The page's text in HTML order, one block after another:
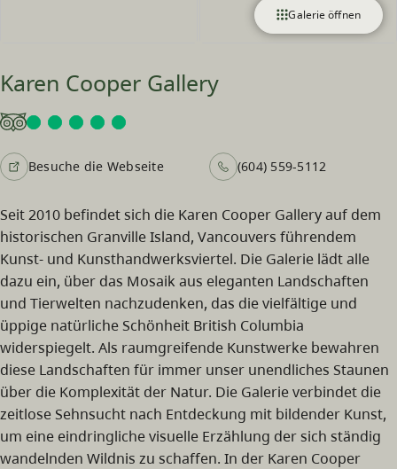
Galerie öffnen
Karen Cooper Gallery
Besuche die Webseite (604) 559-5112
Seit 2010 befindet sich die Karen Cooper Gallery auf dem
historischen Granville Island, Vancouvers führendem
Kunst- und Kunsthandwerksviertel. Die Galerie lädt alle
dazu ein, über das Mosaik aus eleganten Landschaften
und Tierwelten nachzudenken, das die vielfältige und
üppige natürliche Schönheit British Columbia
widerspiegelt. Als raumgreifende Kunstwerke bewahren
diese Landschaften für immer unser unendliches Staunen
über die Komplexität der Natur. Die Galerie verbindet die
zeitlose Sehnsucht nach Entdeckung mit bildender Kunst,
um eine eindringliche visuelle Erzählung der sich ständig
wandelnden Wildnis zu schaffen. In der Karen Cooper